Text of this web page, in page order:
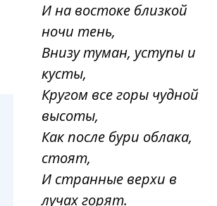
И на востоке близкой
ночи тень,
Внизу туман, уступы и
кусты,
Кругом все горы чудной
высоты,
Как после бури облака,
стоят,
И странные верхи в
лучах горят.